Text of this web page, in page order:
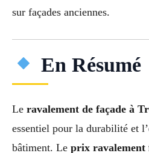
sur façades anciennes.
En Résumé
Le ravalement de façade à
essentiel pour la durabilité et
bâtiment. Le prix ravalement